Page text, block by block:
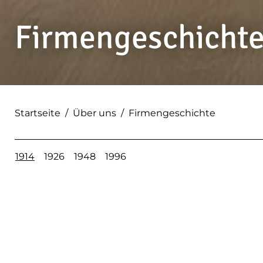
Startseite / Über uns / Firmengeschichte
1914 1926 1948 1996